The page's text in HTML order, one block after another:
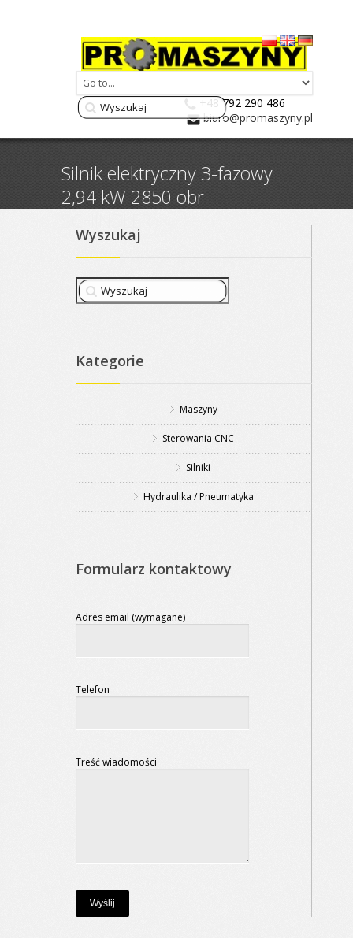
+48 792 290 486
biuro@promaszyny.pl
Silnik elektryczny 3-fazowy
2,94 kW 2850 obr
Wyszukaj
Kategorie
Maszyny
Sterowania CNC
Silniki
Hydraulika / Pneumatyka
Formularz kontaktowy
Adres email (wymagane)
Telefon
Treść wiadomości